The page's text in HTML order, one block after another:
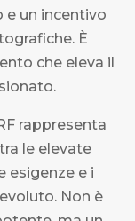
un incentivo
È
che eleva il
rappresenta
le elevate
esigenze e i
Non è